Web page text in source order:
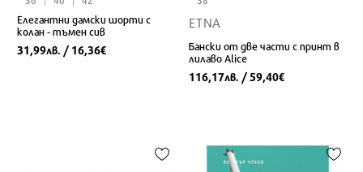
Елегантни дамски шорти с
колан - тъмен сив
31,99лв. / 16,36€
ETNA
Бански от две части с принт в
лилаво Alice
116,17лв. / 59,40€